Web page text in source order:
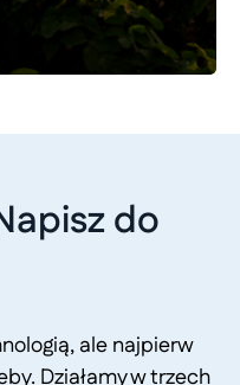
do
ale najpierw
Działamy w trzech